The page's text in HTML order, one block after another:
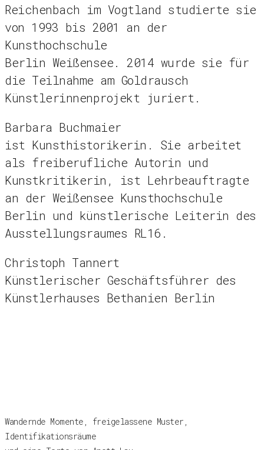
Reichenbach im Vogtland studierte sie
von 1993 bis 2001 an der
Kunsthochschule
Berlin Weißensee. 2014 wurde sie für
die Teilnahme am Goldrausch
Künstlerinnenprojekt juriert.
Barbara Buchmaier
ist Kunsthistorikerin. Sie arbeitet
als freiberufliche Autorin und
Kunstkritikerin, ist Lehrbeauftragte
an der Weißensee Kunsthochschule
Berlin und künstlerische Leiterin des
Ausstellungsraumes RL16.
Christoph Tannert
Künstlerischer Geschäftsführer des
Künstlerhauses Bethanien Berlin
Wandernde Momente, freigelassene Muster,
Identifikationsräume